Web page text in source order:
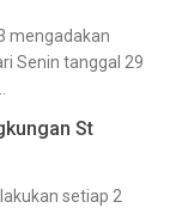
mengadakan
Senin tanggal 29
St
setiap 2